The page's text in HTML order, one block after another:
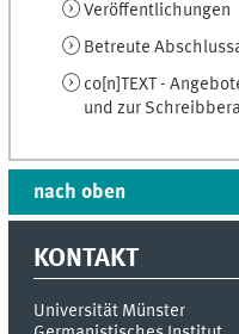
Veröffentlichungen
Betreute
co[n]TEXT -
und zur
nach oben
KONTAKT
Universität Münster